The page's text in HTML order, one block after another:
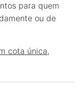
para quem
ou de
cota única,